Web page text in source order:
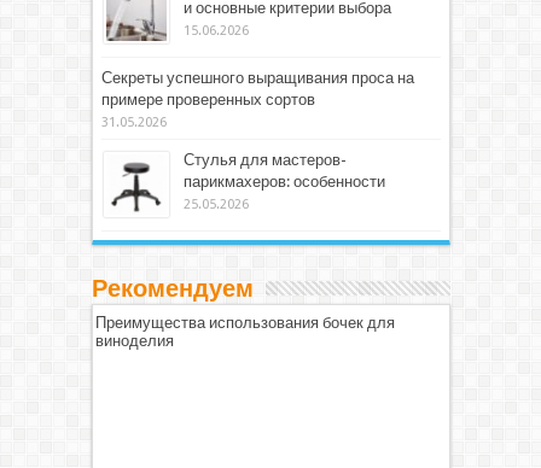
и основные критерии выбора
15.06.2026
Секреты успешного выращивания проса на
примере проверенных сортов
31.05.2026
Стулья для мастеров-
парикмахеров: особенности
25.05.2026
Рекомендуем
Преимущества использования бочек для
виноделия